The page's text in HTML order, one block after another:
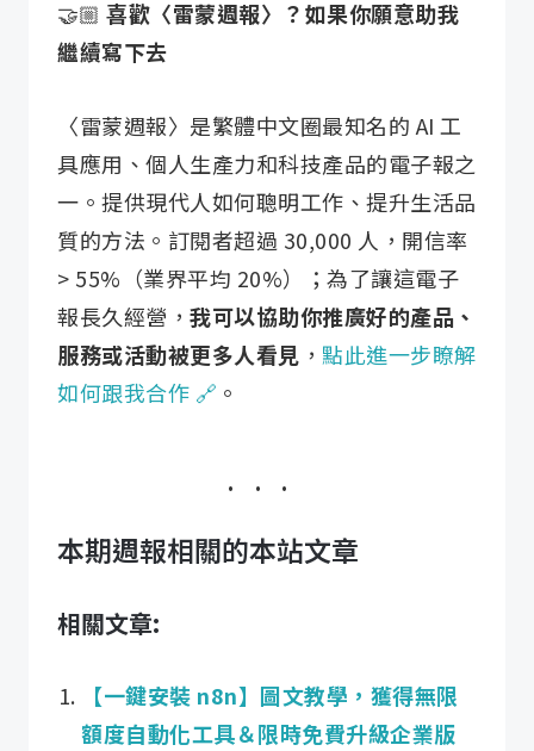
🤝🏼 喜歡〈雷蒙週報〉？如果你願意助我
繼續寫下去
〈雷蒙週報〉是繁體中文圈最知名的 AI 工
具應用、個人生產力和科技產品的電子報之
一。提供現代人如何聰明工作、提升生活品
質的方法。訂閱者超過 30,000 人，開信率
> 55%（業界平均 20%）；為了讓這電子
報長久經營， 我可以協助你推廣好的產品、
服務或活動被更多人看見 ， 點此進一步瞭解
如何跟我合作 🔗 。
本期週報相關的本站文章
相關文章:
【一鍵安裝 n8n】圖文教學，獲得無限
額度自動化工具＆限時免費升級企業版